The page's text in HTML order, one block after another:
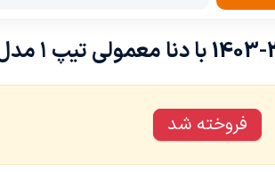
فروخته شد